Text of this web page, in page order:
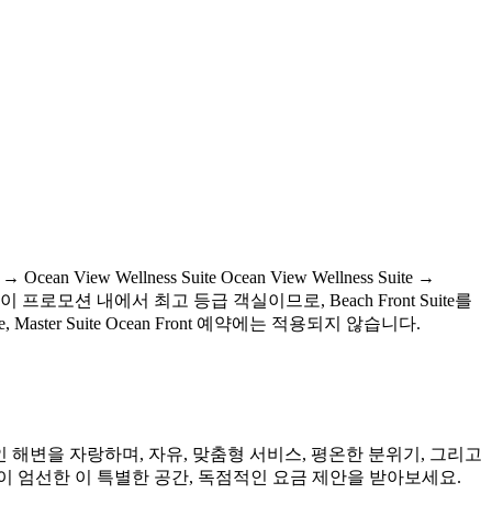
View Wellness Suite Ocean View Wellness Suite →
이 프로모션 내에서 최고 등급 객실이므로, Beach Front Suite를
Master Suite Ocean Front 예약에는 적용되지 않습니다.
해변을 자랑하며, 자유, 맞춤형 서비스, 평온한 분위기, 그리고
엄선한 이 특별한 공간, 독점적인 요금 제안을 받아보세요.